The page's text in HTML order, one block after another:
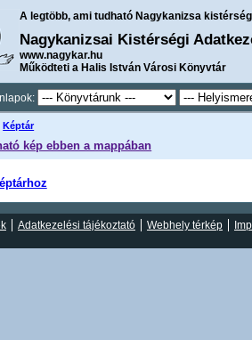
A legtöbb, ami tudható Nagykanizsa
Nagykanizsai Kistérségi
www.nagykar.hu
Működteti a Halis István Városi Könyvtár
Képtár
kép ebben a mappában
Adatkezelési tájékoztató Webhely térkép